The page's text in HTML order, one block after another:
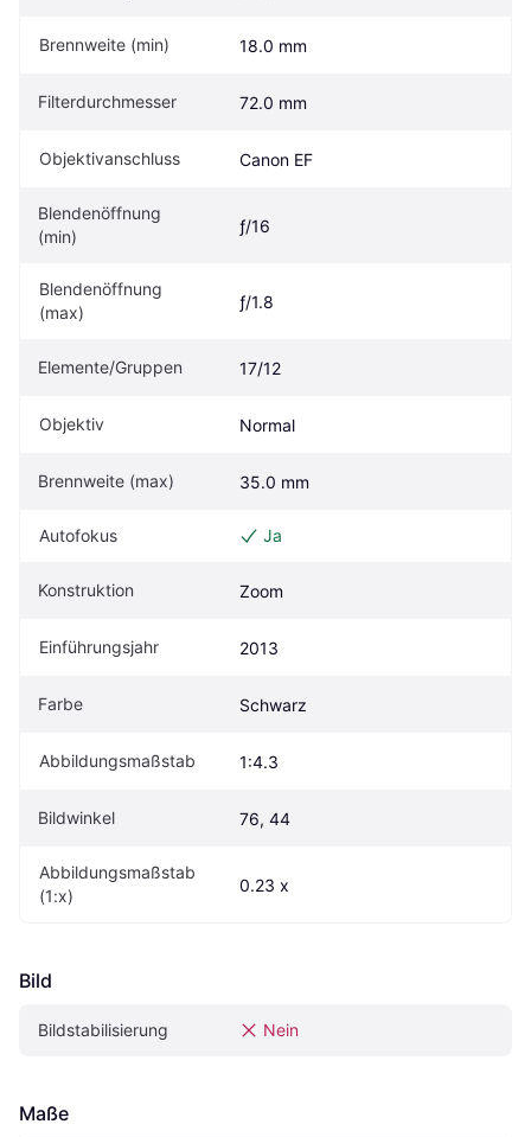
Brennweite (min) 18.0 mm
Filterdurchmesser 72.0 mm
Objektivanschluss Canon EF
Blendenöffnung
(min)
ƒ/16
Blendenöffnung
(max)
ƒ/1.8
Elemente/Gruppen 17/12
Objektiv Normal
Brennweite (max) 35.0 mm
Autofokus Ja
Konstruktion Zoom
Einführungsjahr 2013
Farbe Schwarz
Abbildungsmaßstab 1:4.3
Bildwinkel 76, 44
Abbildungsmaßstab
(1:x)
0.23 x
Bild
Bildstabilisierung Nein
Maße